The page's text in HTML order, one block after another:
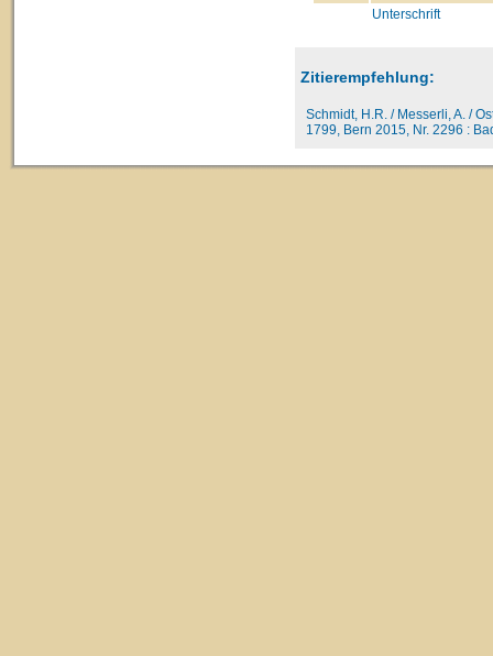
Unterschrift
Zitierempfehlung:
Schmidt, H.R. / Messerli, A. /
1799, Bern 2015, Nr. 2296 :